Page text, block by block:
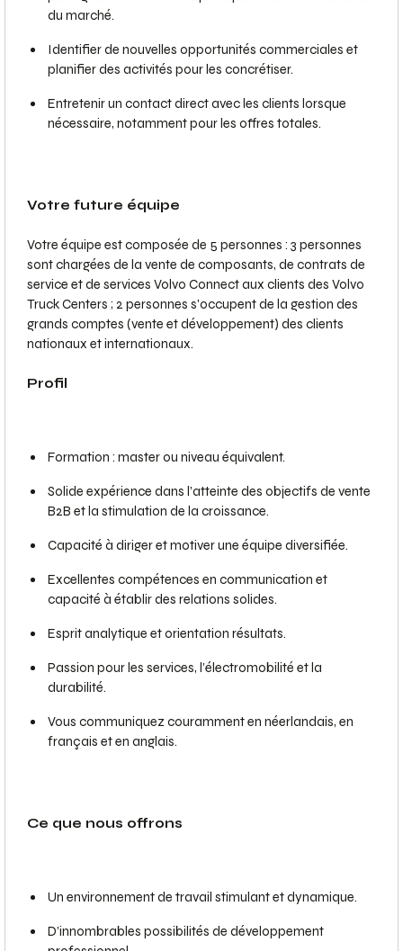
du marché.
Identifier de nouvelles opportunités commerciales et
planifier des activités pour les concrétiser.
Entretenir un contact direct avec les clients lorsque
nécessaire, notamment pour les offres totales.
Votre future équipe
Votre équipe est composée de 5 personnes : 3 personnes
sont chargées de la vente de composants, de contrats de
service et de services Volvo Connect aux clients des Volvo
Truck Centers ; 2 personnes s'occupent de la gestion des
grands comptes (vente et développement) des clients
nationaux et internationaux.
Profil
Formation : master ou niveau équivalent.
Solide expérience dans l’atteinte des objectifs de vente
B2B et la stimulation de la croissance.
Capacité à diriger et motiver une équipe diversifiée.
Excellentes compétences en communication et
capacité à établir des relations solides.
Esprit analytique et orientation résultats.
Passion pour les services, l’électromobilité et la
durabilité.
Vous communiquez couramment en néerlandais, en
français et en anglais.
Ce que nous offrons
Un environnement de travail stimulant et dynamique.
D’innombrables possibilités de développement